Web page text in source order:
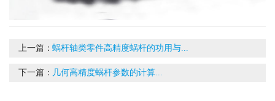
上一篇：蜗杆轴类零件高精度蜗杆的功用与...
下一篇： 几何高精度蜗杆参数的计算...